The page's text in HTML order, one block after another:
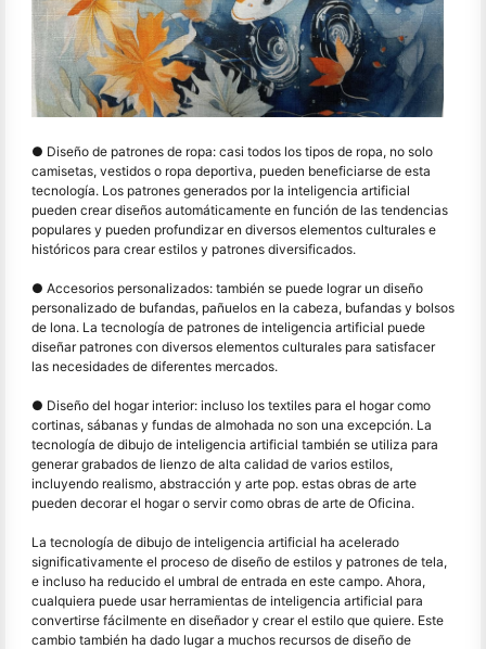
● Diseño de patrones de ropa: casi todos los tipos de ropa, no solo
camisetas, vestidos o ropa deportiva, pueden beneficiarse de esta
tecnología. Los patrones generados por la inteligencia artificial
pueden crear diseños automáticamente en función de las tendencias
populares y pueden profundizar en diversos elementos culturales e
históricos para crear estilos y patrones diversificados.
● Accesorios personalizados: también se puede lograr un diseño
personalizado de bufandas, pañuelos en la cabeza, bufandas y bolsos
de lona. La tecnología de patrones de inteligencia artificial puede
diseñar patrones con diversos elementos culturales para satisfacer
las necesidades de diferentes mercados.
● Diseño del hogar interior: incluso los textiles para el hogar como
cortinas, sábanas y fundas de almohada no son una excepción. La
tecnología de dibujo de inteligencia artificial también se utiliza para
generar grabados de lienzo de alta calidad de varios estilos,
incluyendo realismo, abstracción y arte pop. estas obras de arte
pueden decorar el hogar o servir como obras de arte de Oficina.
La tecnología de dibujo de inteligencia artificial ha acelerado
significativamente el proceso de diseño de estilos y patrones de tela,
e incluso ha reducido el umbral de entrada en este campo. Ahora,
cualquiera puede usar herramientas de inteligencia artificial para
convertirse fácilmente en diseñador y crear el estilo que quiere. Este
cambio también ha dado lugar a muchos recursos de diseño de